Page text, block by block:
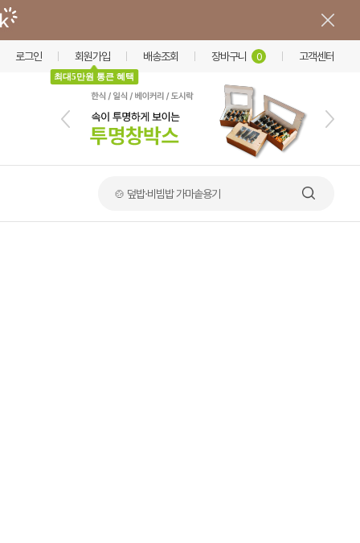
로그인 회원가입
최대5만원 통큰 혜택
배송조회 장바구니 0 고객센터
🍲 덮밥·비빔밥 가마솥용기